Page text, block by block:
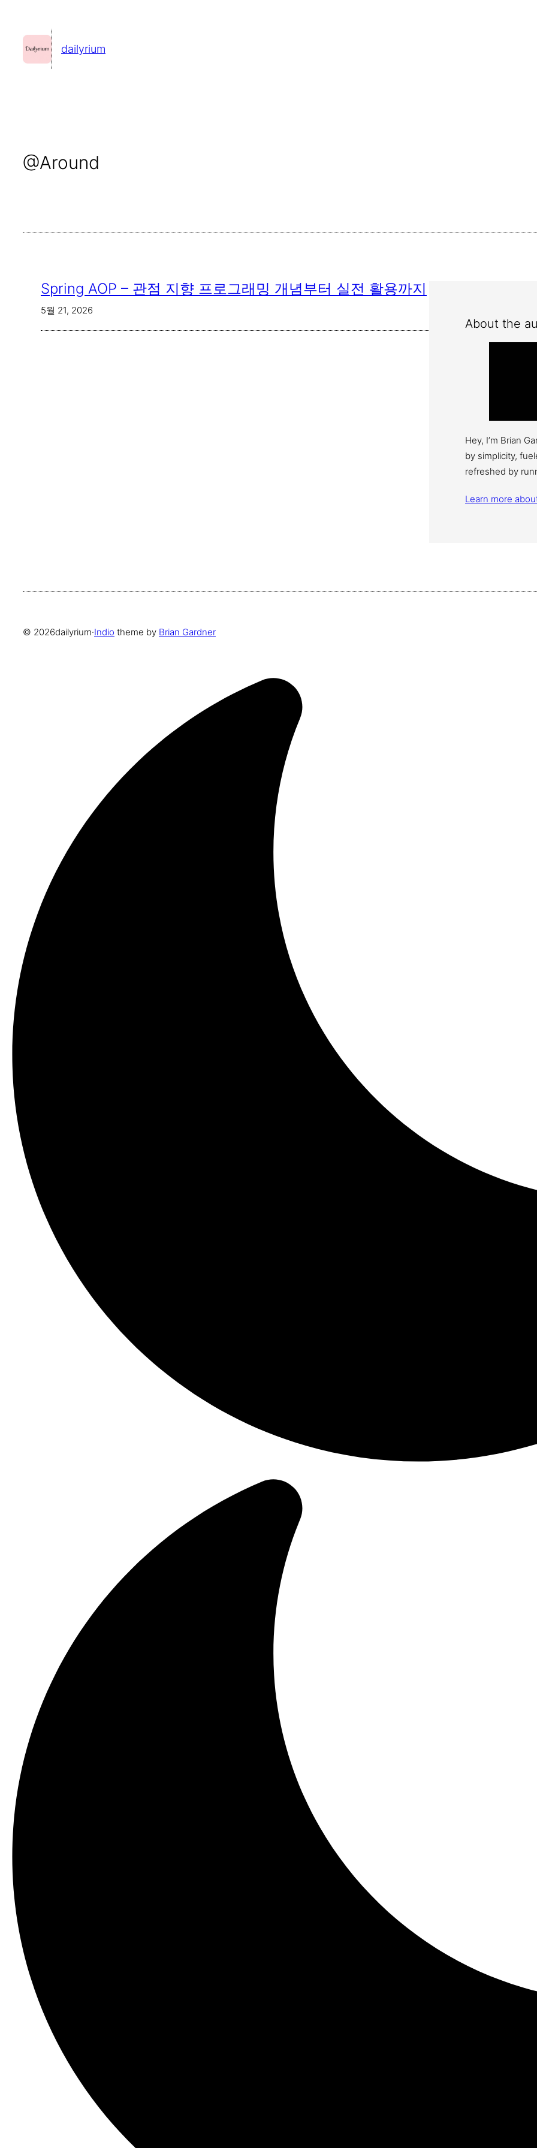
dailyrium
@Around
Spring AOP – 관점 지향 프로그래밍 개념부터 실전 활용까지
5월 21, 2026
About the
Hey, I’m Brian
by simplicity,
refreshed by
Learn more
© 2026dailyrium·Indio theme by Brian Gardner